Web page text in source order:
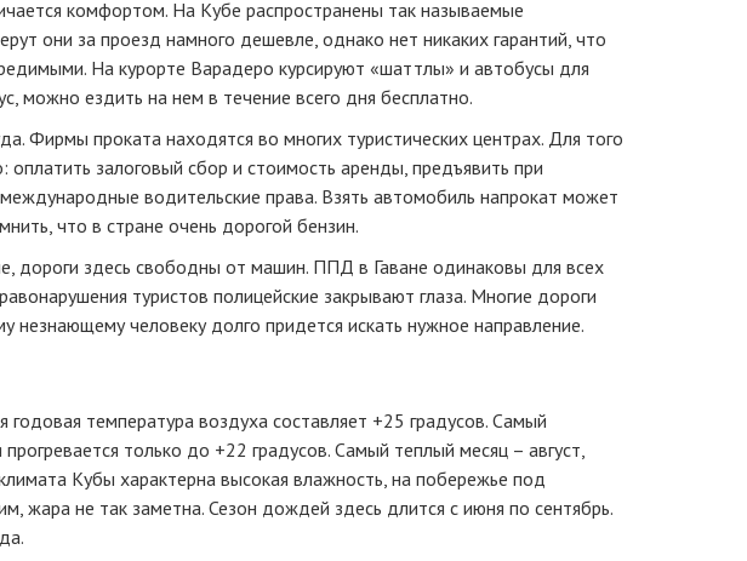
комфортом. На Кубе распространены так называемые
они за проезд намного дешевле, однако нет никаких гарантий, что
На курорте Варадеро курсируют «шаттлы» и автобусы для
можно ездить на нем в течение всего дня бесплатно.
Фирмы проката находятся во многих туристических центрах. Для того
залоговый сбор и стоимость аренды, предъявить при
водительские права. Взять автомобиль напрокат может
что в стране очень дорогой бензин.
дороги здесь свободны от машин. ППД в Гаване одинаковы для всех
туристов полицейские закрывают глаза. Многие дороги
незнающему человеку долго придется искать нужное направление.
температура воздуха составляет +25 градусов. Самый
только до +22 градусов. Самый теплый месяц – август,
Кубы характерна высокая влажность, на побережье под
жара не так заметна. Сезон дождей здесь длится с июня по сентябрь.